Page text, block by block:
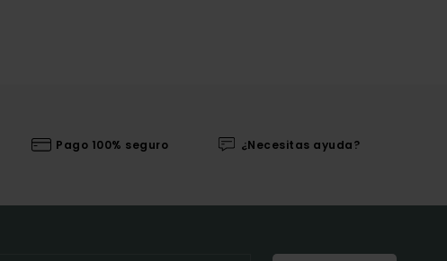
Pago 100% seguro ¿Necesitas ayuda?